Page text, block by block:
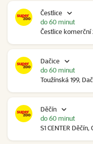
Čestlice
Čestlice komerční
do 60 minut
Dačice
Toužínská 199,
do 60 minut
Děčín
S1 CENTER
do 60 minut